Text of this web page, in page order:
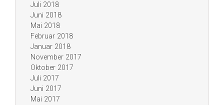
Juli 2018
Juni 2018
Mai 2018
Februar 2018
Januar 2018
November 2017
Oktober 2017
Juli 2017
Juni 2017
Mai 2017